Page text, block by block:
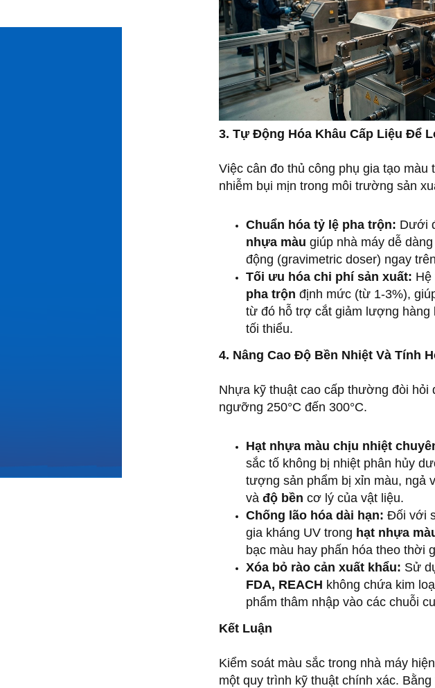
3. Tự Động Hóa Khâu Cấp Liệu Để
Việc cân đo thủ công phụ gia tạo
nhiễm bụi mịn trong môi trường sản
Chuẩn hóa tỷ lệ pha trộn: Dưới
nhựa màu giúp nhà máy dễ
động (gravimetric doser) ngay
Tối ưu hóa chi phí sản xuất: Hệ
pha trộn định mức (từ 1-3%),
từ đó hỗ trợ cắt giảm lượng hàng
tối thiểu.
4. Nâng Cao Độ Bền Nhiệt Và Tính
Nhựa kỹ thuật cao cấp thường đòi
ngưỡng 250°C đến 300°C.
Hạt nhựa màu chịu nhiệt
sắc tố không bị nhiệt phân hủy
tượng sản phẩm bị xỉn màu, ngả
và độ bền cơ lý của vật liệu.
Chống lão hóa dài hạn: Đối với
gia kháng UV trong hạt nhựa
bạc màu hay phấn hóa theo thời
Xóa bỏ rào cản xuất khẩu: Sử
FDA, REACH không chứa kim
phẩm thâm nhập vào các chuỗi
Kết Luận
Kiểm soát màu sắc trong nhà máy
một quy trình kỹ thuật chính xác.